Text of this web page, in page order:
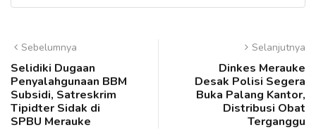
Sebelumnya
Selidiki Dugaan
Penyalahgunaan BBM
Subsidi, Satreskrim
Tipidter Sidak di
SPBU Merauke
Selanjutnya
Dinkes Merauke
Desak Polisi Segera
Buka Palang Kantor,
Distribusi Obat
Terganggu